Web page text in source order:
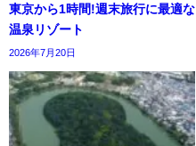
東京から1時間!週末旅行に最適な
温泉リゾート
2026年7月20日